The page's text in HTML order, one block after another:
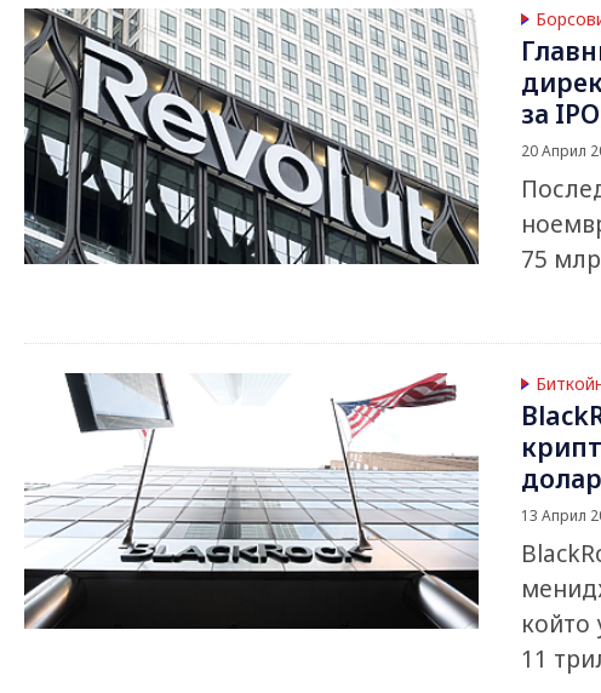
за
20 Април
75
13 Април
който
11